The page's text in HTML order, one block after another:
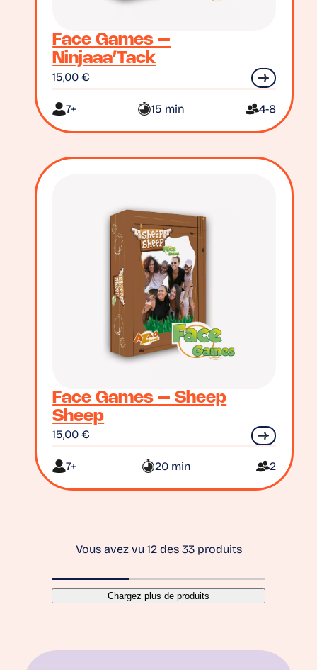
Face Games –
Ninjaaa’Tack
15,00€
7+ 15 min 4-8
Face Games – Sheep
Sheep
15,00€
7+ 20 min 2
Vous avez vu 12 des 33 produits
Chargez plus de produits